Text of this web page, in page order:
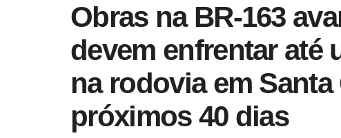
Obras na BR-163
devem enfrentar até
na rodovia em
próximos 40 dias